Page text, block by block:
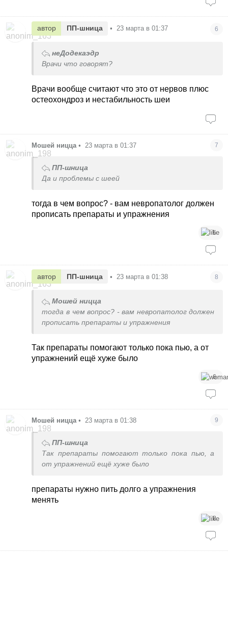
автор ПП-шница • 23 марта в 01:37 6
неДодекаэдр
Врачи что говорят?
Врачи вообще считают что это от нервов плюс
остеохондроз и нестабильность шеи
Мошей ницца • 23 марта в 01:37 7
ПП-шница
Да и проблемы с шеей
тогда в чем вопрос? - вам невропатолог должен
прописать препараты и упражнения
5
автор ПП-шница • 23 марта в 01:38 8
Мошей ницца
тогда в чем вопрос? - вам невропатолог должен
прописать препараты и упражнения
Так препараты помогают только пока пью, а от
упражнений ещё хуже было
6
Мошей ницца • 23 марта в 01:38 9
ПП-шница
Так препараты помогают только пока пью, а
от упражнений ещё хуже было
препараты нужно пить долго а упражнения
менять
8